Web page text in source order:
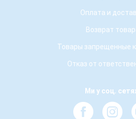
Оплата и
Возврат
Товары запрещенные
Отказ от
Ми у соц.